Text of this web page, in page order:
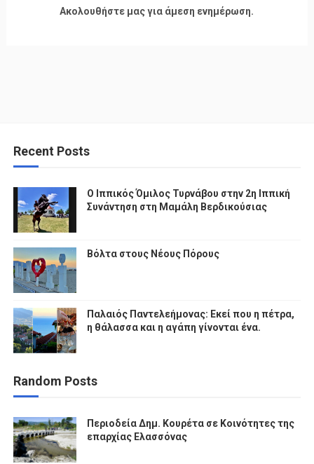
Ακολουθήστε μας για άμεση ενημέρωση.
Recent Posts
Ο Ιππικός Όμιλος Τυρνάβου στην 2η Ιππική
Συνάντηση στη Μαμάλη Βερδικούσιας
Βόλτα στους Νέους Πόρους
Παλαιός Παντελεήμονας: Εκεί που η πέτρα,
η θάλασσα και η αγάπη γίνονται ένα.
Random Posts
Περιοδεία Δημ. Κουρέτα σε Κοινότητες της
επαρχίας Ελασσόνας